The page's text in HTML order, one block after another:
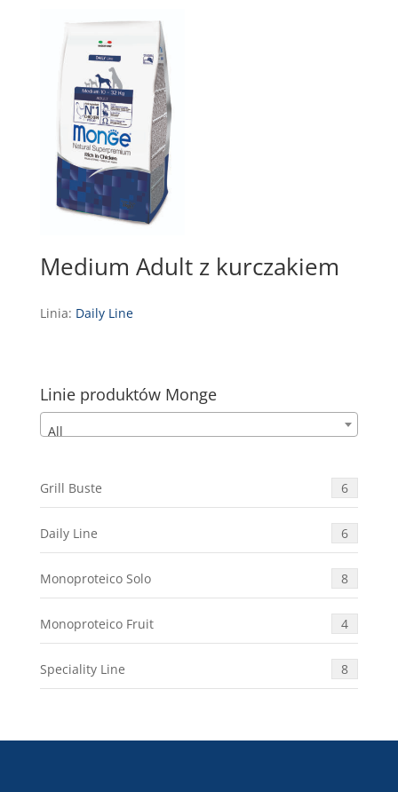
Medium Adult z kurczakiem
Linia: Daily Line
Linie produktów Monge
All
Grill Buste 6
Daily Line 6
Monoproteico Solo 8
Monoproteico Fruit 4
Speciality Line 8